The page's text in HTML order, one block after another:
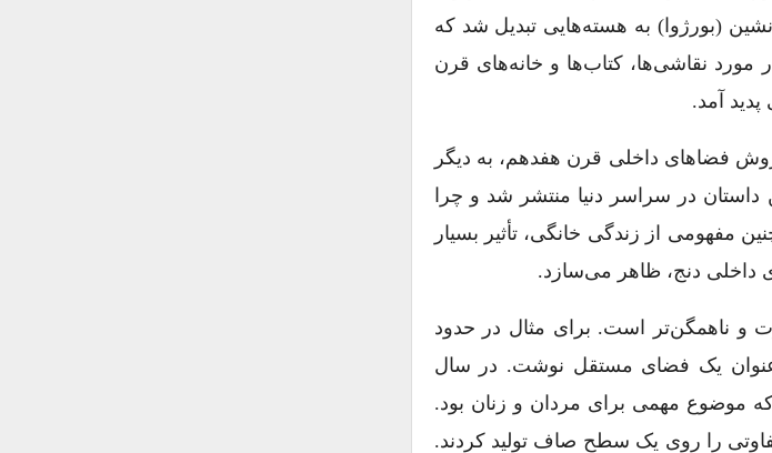
بورگ‌نشین (بورژوا) به هسته‌هایی تبدیل شد که
نقاشی‌ها، کتاب‌ها و خانه‌های قرن
آمد.
فضاهای داخلی قرن هفدهم، به دیگر
در سراسر دنیا منتشر شد و چرا
مفهومی‌ از زندگی خانگی، تأثیر بسیار
داخلی دنج، ظاهر می‌سازد.
و ناهمگن‌تر است. برای مثال در حدود
بورژواها به عنوان یک فضای مستقل نوشت. در سال
که موضوع مهمی برای مردان و زنان بود.
را روی یک سطح صاف تولید کردند.